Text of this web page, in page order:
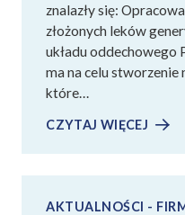
znalazły się:
złożonych leków
układu oddechowego
ma na celu stworzenie
które…
CZYTAJ WIĘCEJ
AKTUALNOŚCI -